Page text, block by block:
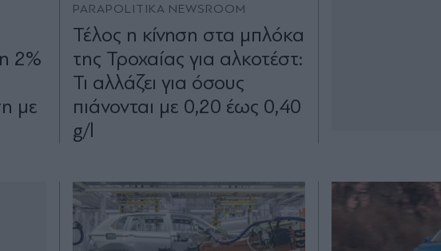
2%
με
PARAPOLITIKA NEWSROOM
Τέλος η κίνηση στα μπλόκα
της Τροχαίας για αλκοτέστ:
Τι αλλάζει για όσους
πιάνονται με 0,20 έως 0,40
g/l